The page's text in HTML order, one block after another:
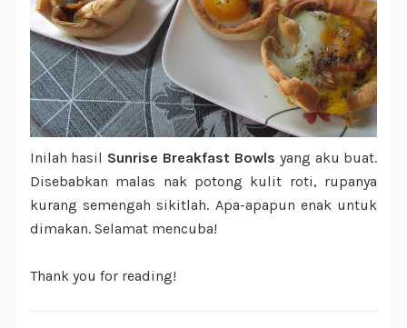
Inilah hasil Sunrise Breakfast Bowls yang aku buat.
Disebabkan malas nak potong kulit roti, rupanya
kurang semengah sikitlah. Apa-apapun enak untuk
dimakan. Selamat mencuba!
Thank you for reading!